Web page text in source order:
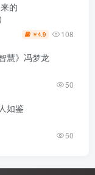
的
￥4.9 108
慧》冯梦龙
50
如鉴
50